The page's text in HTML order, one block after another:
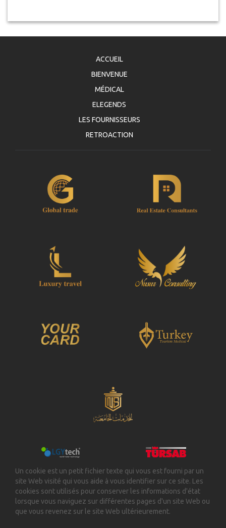
ACCUEIL
BIENVENUE
MÉDICAL
ELEGENDS
LES FOURNISSEURS
RETROACTION
Un cookie est un petit fichier texte qui vous est fourni par un
site Web visité qui vous aide à vous identifier sur ce site. Les
cookies sont utilisés pour conserver les informations d'état
lorsque vous naviguez sur différentes pages d'un site Web ou
que vous revenez sur le site Web ultérieurement.